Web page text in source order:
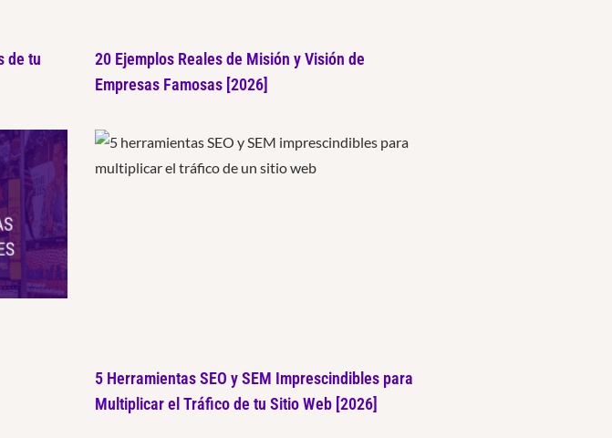
de tu
20 Ejemplos Reales de Misión y Visión de
Empresas Famosas [2026]
5 Herramientas SEO y SEM Imprescindibles para
Multiplicar el Tráfico de tu Sitio Web [2026]